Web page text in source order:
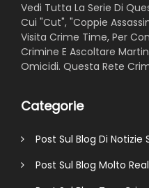
Vedi Tutta La Serie Di
Cui "Cut", "Coppie
Visita Crime Time, Per
Crimine E Ascoltare
Omicidi. Questa Rete
Categorie
Post Sul Blog Di Notizie
Post Sul Blog Molto